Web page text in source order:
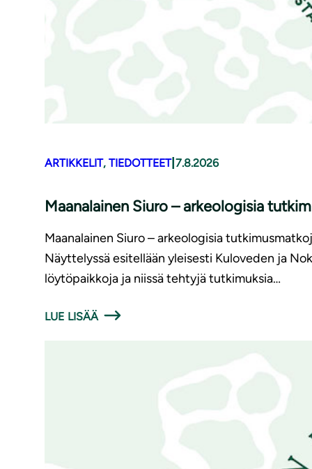
ARTIKKELIT, TIEDOTTEET| 7.8.2026
Maanalainen Siuro – arkeologisia
Maanalainen Siuro – arkeologisia
Näyttelyssä esitellään yleisesti Kuloveden ja
löytöpaikkoja ja niissä tehtyjä tutkimuksia…
LUE LISÄÄ